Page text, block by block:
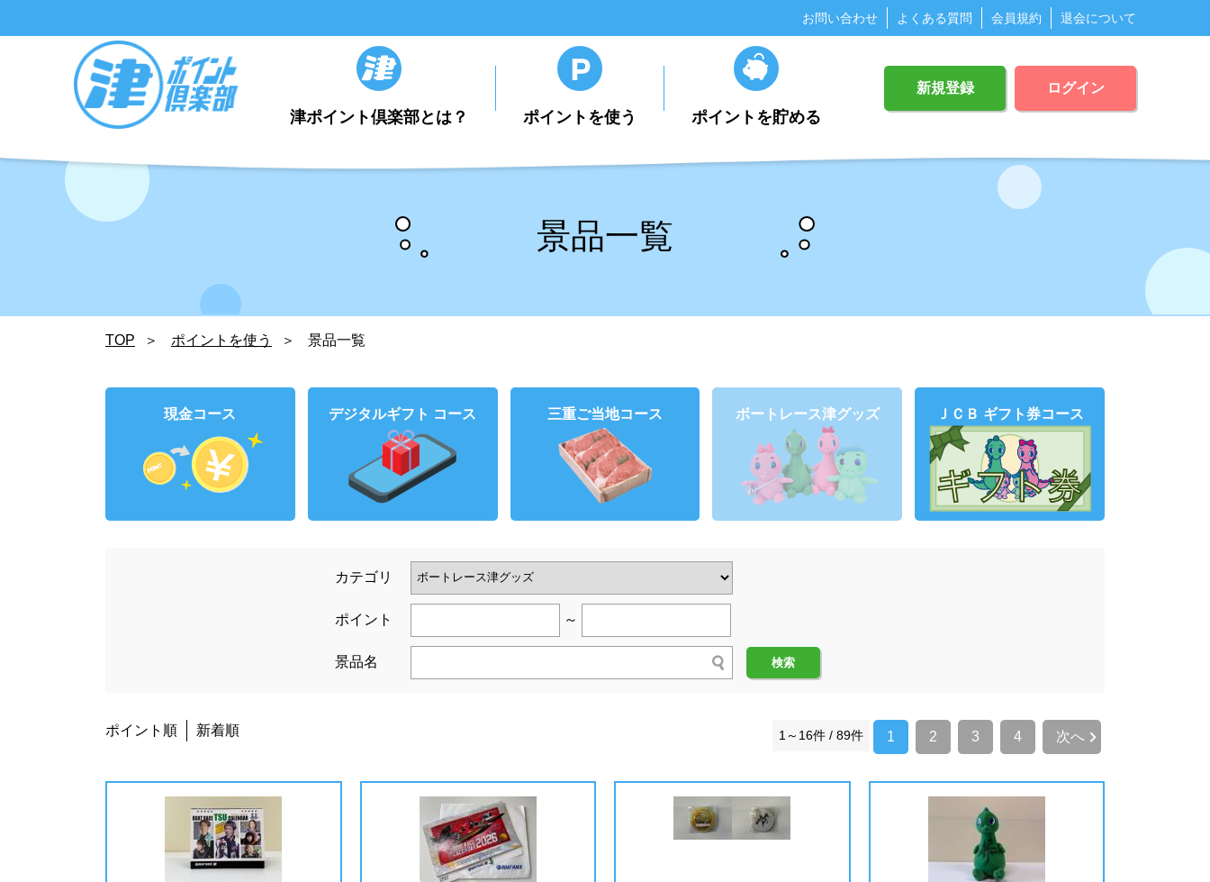
お問い合わせ よくある質問 会員規約 退会について
津ポイント倶楽部とは？ ポイントを使う ポイントを貯める
新規登録 ログイン
景品一覧
TOP ポイントを使う 景品一覧
現金コース デジタルギフト コース 三重ご当地コース ボートレース津グッズ ＪＣＢ ギフト券コース
カテゴリ
ポイント ～
景品名 検索
ポイント順 新着順 1～16件 / 89件 1 2 3 4 次へ